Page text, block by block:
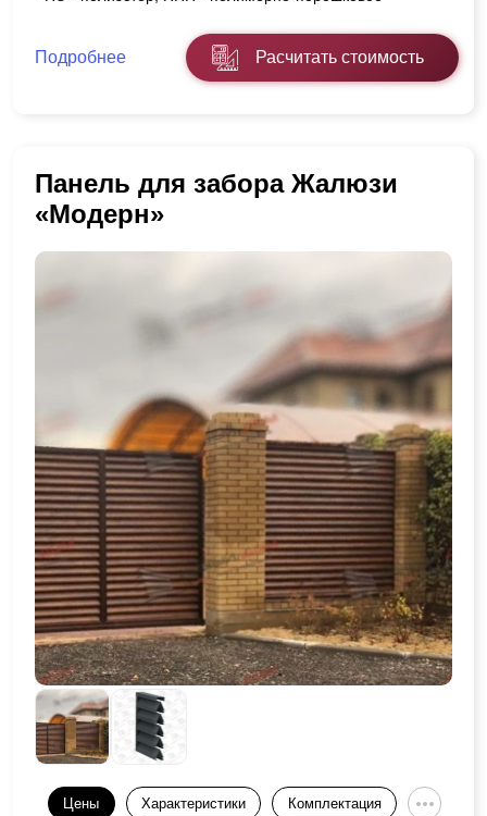
Подробнее Расчитать стоимость
Панель для забора Жалюзи
«Модерн»
Цены Характеристики Комплектация